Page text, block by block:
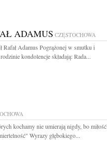
ADAMUS CZĘSTOCHOWA
Rafał Adamus Pogrążonej w smutku i
rodzinie kondolencje składają: Rada...
kochamy nie umierają nigdy, bo miłość
Wyrazy głębokiego...